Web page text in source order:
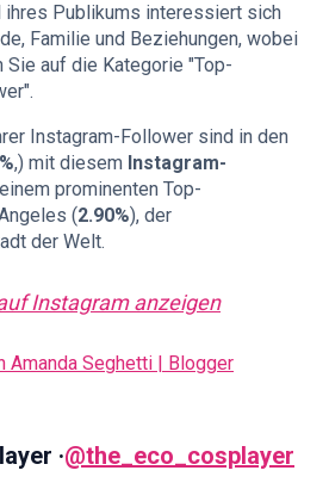
ihres Publikums interessiert sich
Familie und Beziehungen, wobei
Sie auf die Kategorie "Top-
Instagram-Follower sind in den
,) mit diesem Instagram-
prominenten Top-
(2.90%), der
der Welt.
Instagram anzeigen
Amanda Seghetti | Blogger
·@the_eco_cosplayer